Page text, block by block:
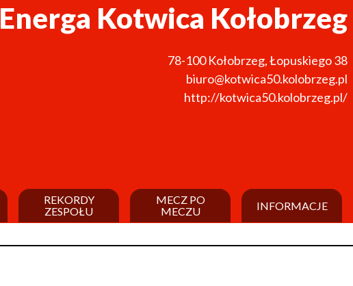
Energa Kotwica Kołobrzeg
78-100 Kołobrzeg,Łopuskiego 38
biuro@kotwica50.kolobrzeg.pl
http://kotwica50.kolobrzeg.pl/
REKORDY
ZESPOŁU
MECZ PO
MECZU
INFORMACJE